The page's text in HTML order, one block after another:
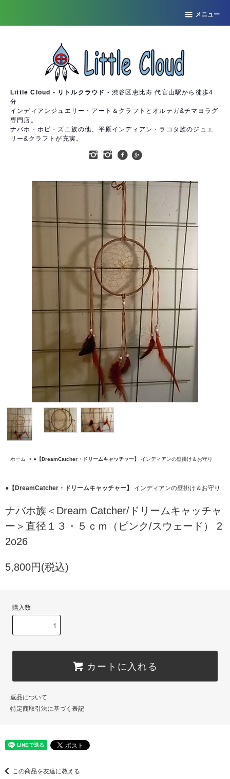
メニュー
Little Cloud - リトルクラウド - 渋谷区恵比寿 代官山駅から徒歩4
分
インディアンジュエリー・アート＆クラフトとオルテガ&チマヨラグ
専門店。
ナバホ・ホピ・ズニ族の他、平原インディアン・ラコタ族のジュエ
リー&クラフトが充実。
ホーム > ●【DreamCatcher・ドリームキャッチャー】 インディアンの壁掛け＆お守り
●【DreamCatcher・ドリームキャッチャー】 インディアンの壁掛け＆お守り
ナバホ族＜Dream Catcher/ドリームキャッチャ
ー＞直径１３・５ｃｍ（ピンク/スウェード） 2
2o26
5,800円(税込)
購入数
カートに入れる
返品について
特定商取引法に基づく表記
この商品を友達に教える